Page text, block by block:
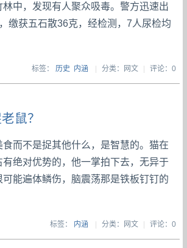
中，发现有人聚众吸毒。警方迅速出
缴获五石散36克，经检测，7人尿检均
标签： 历史 内涵 | 分类：网文| 评论：0
鼠？
而不是捉其他什么，是智慧的。猫在
绝对优势的，他一掌拍下去，无异于
能遍体鳞伤，脑震荡那是铁板钉钉的
标签： 内涵 分类：网文| 评论：0